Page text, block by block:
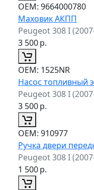
ОЕМ: 9664000780
Маховик АКПП
Peugeot 308 I
3 500р.
ОЕМ: 1525NR
Насос топливный
Peugeot 308 I
3 500р.
ОЕМ: 910977
Ручка двери
Peugeot 308 I
1 500р.